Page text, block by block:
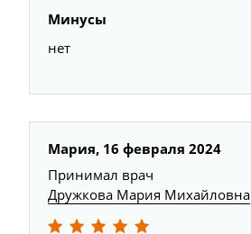
Минусы
нет
Мария, 16 февраля 2024
Принимал врач
Дружкова Мария Михайловна